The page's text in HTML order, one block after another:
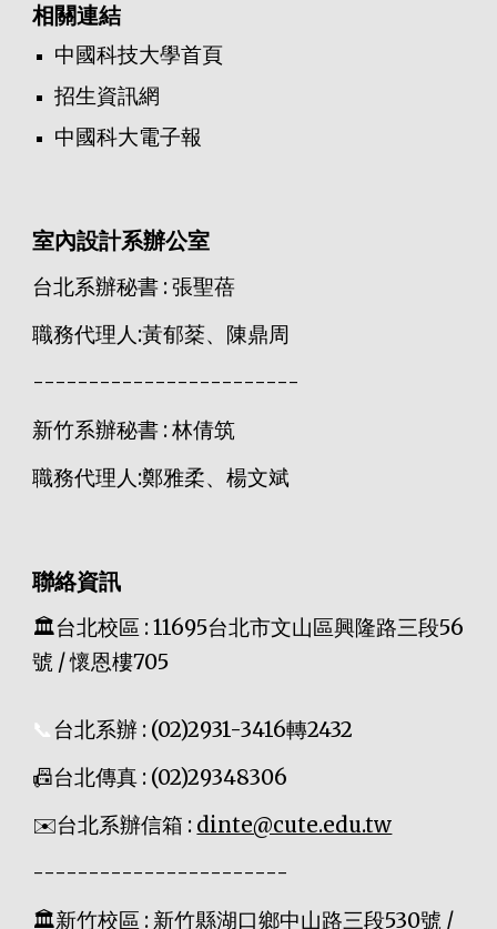
相關連結
中國科技大學首頁
招生資訊網
中國科大電子報
室內設計系辦公室
台北系辦秘書 : 張聖蓓
職務代理人:黃郁棻、陳鼎周
------------------------
新竹系辦秘書 : 林倩筑
職務代理人:鄭雅柔、楊文斌
聯絡資訊
🏛️台北校區 : 11695台北市文山區興隆路三段56
號 / 懷恩樓705
📞台北系辦 : (02)2931-3416轉2432
📠台北傳真 : (02)29348306
✉️台北系辦信箱 : dinte@cute.edu.tw
-----------------------
🏛️新竹校區 : 新竹縣湖口鄉中山路三段530號 /